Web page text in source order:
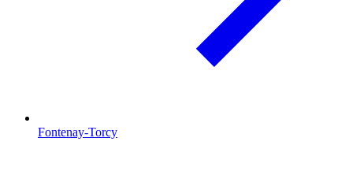
Fontenay-Torcy